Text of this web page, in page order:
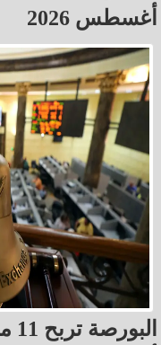
أغسطس 2026